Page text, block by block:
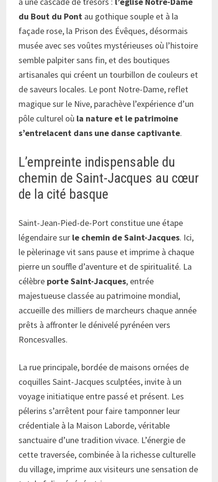
du Bout du Pont au gothique souple et à la
façade rose, la Prison des Évêques, désormais
musée avec ses voûtes mystérieuses où l’histoire
semble palpiter sans fin, et des boutiques
artisanales qui créent un tourbillon de couleurs et
de saveurs locales. Le pont Notre-Dame, reflet
magique sur le Nive, parachève l’expérience d’un
pôle culturel où la nature et le patrimoine
s’entrelacent dans une danse captivante.
L’empreinte indispensable du
chemin de Saint-Jacques au cœur
de la cité basque
Saint-Jean-Pied-de-Port constitue une étape
légendaire sur le chemin de Saint-Jacques. Ici,
le pèlerinage vit sans pause et imprime à chaque
pierre un souffle d’aventure et de spiritualité. La
célèbre porte Saint-Jacques, entrée
majestueuse classée au patrimoine mondial,
accueille des milliers de marcheurs chaque année
prêts à affronter le dénivelé pyrénéen vers
Roncesvalles.
La rue principale, bordée de maisons ornées de
coquilles Saint-Jacques sculptées, invite à un
voyage initiatique entre passé et présent. Les
pélerins s’arrêtent pour faire tamponner leur
crédentiale à la Maison Laborde, véritable
sanctuaire d’une tradition vivace. L’énergie de
cette traversée, combinée à la richesse culturelle
du village, imprime aux visiteurs une sensation de